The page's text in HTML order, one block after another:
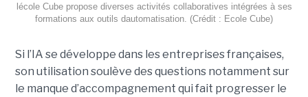
lécole Cube propose diverses activités collaboratives intégrées à ses
formations aux outils dautomatisation. (Crédit : Ecole Cube)
Si l’IA se développe dans les entreprises françaises,
son utilisation soulève des questions notamment sur
le manque d’accompagnement qui fait progresser le